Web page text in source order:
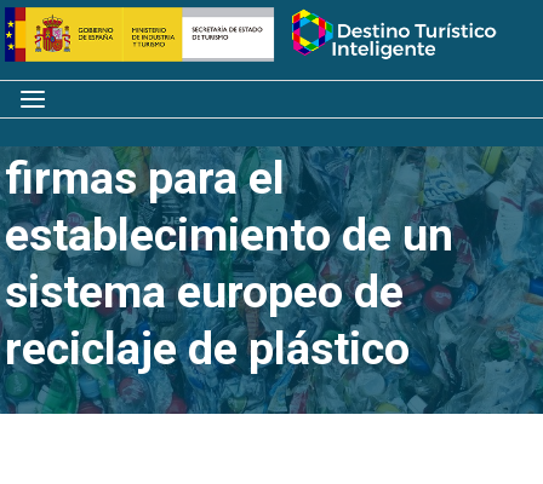
Saltar
al
contenido
Inicio
Menú
Se inicia la recogida de
firmas para el
establecimiento de un
sistema europeo de
reciclaje de plástico